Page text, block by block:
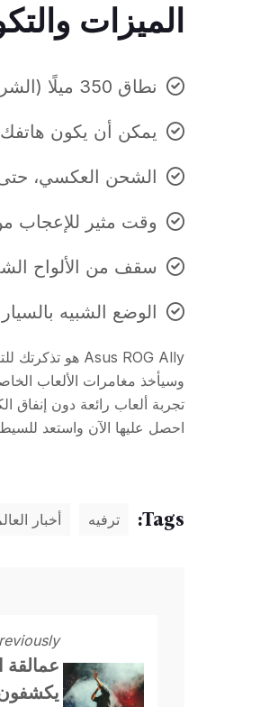
الميزات
نطاق 350 ميلًا (الشريط 300 ميل)
يمكن أن يكون
الشحن العكسي، حتى
وقت مثير للإعجاب من 0 إلى 60 حوالي 3.6 ثانية (يعجبني
سقف من الألواح
الوضع الشبيه
وسيأخذ مغامرات الألعاب
احصل عليها الآن واستعد
Tags: ترفيه أخبار
عمالقة